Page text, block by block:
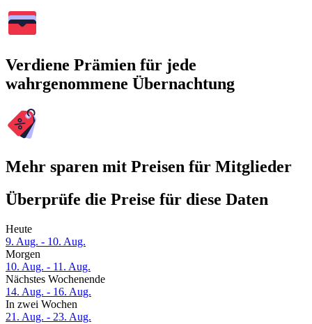
Verdiene Prämien für jede
wahrgenommene Übernachtung
Mehr sparen mit Preisen für Mitglieder
Überprüfe die Preise für diese Daten
Heute
9. Aug. - 10. Aug.
Morgen
10. Aug. - 11. Aug.
Nächstes Wochenende
14. Aug. - 16. Aug.
In zwei Wochen
21. Aug. - 23. Aug.